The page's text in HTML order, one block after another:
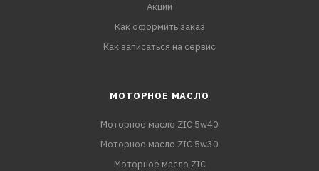
Акции
Как оформить заказ
Как записаться на сервис
МОТОРНОЕ МАСЛО
Моторное масло ZIC 5w40
Моторное масло ZIC 5w30
Моторное масло ZIC